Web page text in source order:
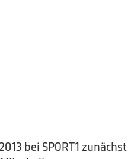
bei SPORT1 zunächst